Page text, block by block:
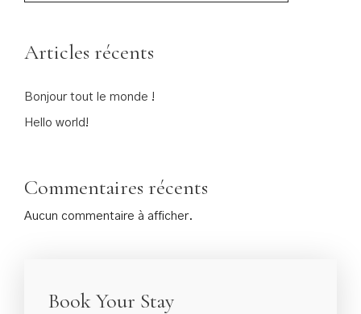
Articles récents
Bonjour tout le monde !
Hello world!
Commentaires récents
Aucun commentaire à afficher.
Book Your Stay